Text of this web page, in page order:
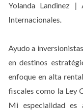
país, hay una
su vez genera
un crecimiento
comerciales. Las
populares están
precios de las
excelente
Yolanda Landinez |
Internacionales.
Ayudo a
en destinos
enfoque en alta
fiscales como la Ley
Mi especialidad es